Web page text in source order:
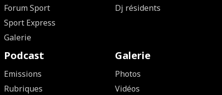
Forum Sport
Sport Express
Galerie
Dj résidents
Podcast
Emissions
Rubriques
Galerie
Photos
Vidéos